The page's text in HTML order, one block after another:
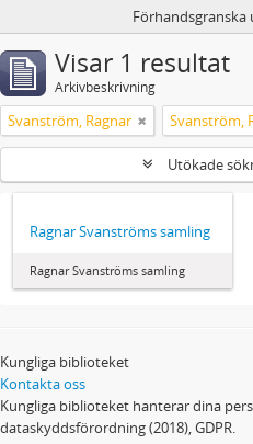
Visar 1 resultat
Arkivbeskrivning
Svanström, Ragnar Svanström,
Utökade
Ragnar Svanströms samling
Ragnar Svanströms samling
Kungliga biblioteket
Kontakta oss
Kungliga biblioteket hanterar dina
dataskyddsförordning (2018), GDPR.